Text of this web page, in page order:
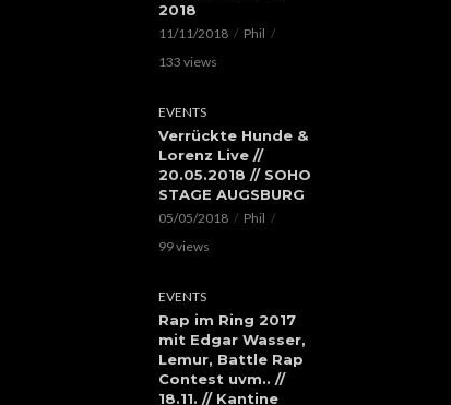
2018
11/11/2018
Phil
133 views
EVENTS
Verrückte Hunde &
Lorenz Live //
20.05.2018 // SOHO
STAGE AUGSBURG
05/05/2018
Phil
99 views
EVENTS
Rap im Ring 2017
mit Edgar Wasser,
Lemur, Battle Rap
Contest uvm.. //
18.11. // Kantine